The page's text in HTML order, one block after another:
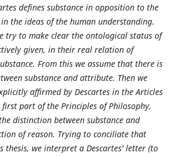
defines substance in opposition to the
the ideas of the human understanding.
try to make clear the ontological status of
given, in their real relation of
From this we assume that there is
substance and attribute. Then we
affirmed by Descartes in the Articles
part of the Principles of Philosophy,
distinction between substance and
of reason. Trying to conciliate that
thesis, we interpret a Descartes' letter (to